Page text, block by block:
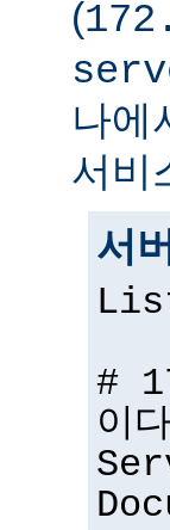
(
나에
서비
서
#
이